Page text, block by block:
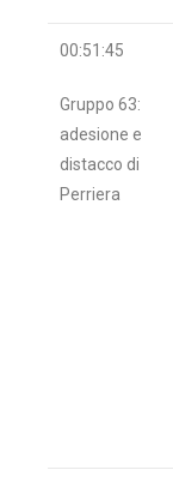
00:51:45
Gruppo 63:
adesione e
distacco di
Perriera